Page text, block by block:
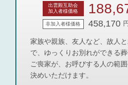
出雲殿互助会
加入者様価格
非加入者様価格 458,170 円
家族や親族、友人など、故人
で、ゆっくりお別れができる
ご喪家が、お呼びする人の範
決めいただけます。